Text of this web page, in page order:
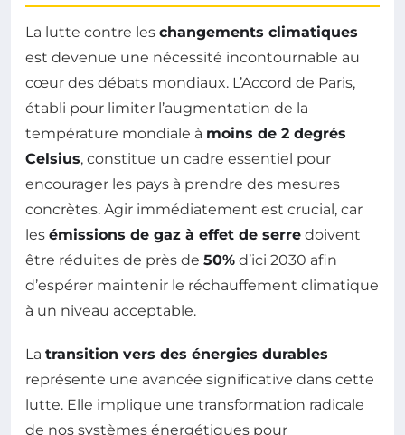
La lutte contre les changements climatiques
est devenue une nécessité incontournable au
cœur des débats mondiaux. L’Accord de Paris,
établi pour limiter l’augmentation de la
température mondiale à moins de 2 degrés
Celsius, constitue un cadre essentiel pour
encourager les pays à prendre des mesures
concrètes. Agir immédiatement est crucial, car
les émissions de gaz à effet de serre doivent
être réduites de près de 50% d’ici 2030 afin
d’espérer maintenir le réchauffement climatique
à un niveau acceptable.
La transition vers des énergies durables
représente une avancée significative dans cette
lutte. Elle implique une transformation radicale
de nos systèmes énergétiques pour